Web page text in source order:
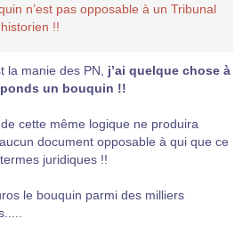
recherche sur votre moteur favori de :
n’est pas opposable à un Tribunal
!!
la manie des PN, j’ai quelque chose à
un bouquin !!
cette même logique ne produira
document opposable à qui que ce
juridiques !!
le bouquin parmi des milliers